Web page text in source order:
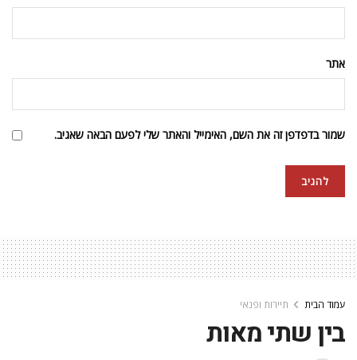
אתר
שמור בדפדפן זה את השם, האימייל והאתר שלי לפעם הבאה שאגיב.
עמוד הבית תיירות ופנאי
בין שתי מאות